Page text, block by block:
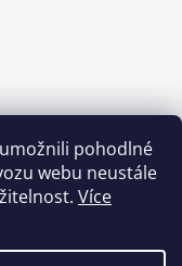
pohodlné
webu neustále
Více